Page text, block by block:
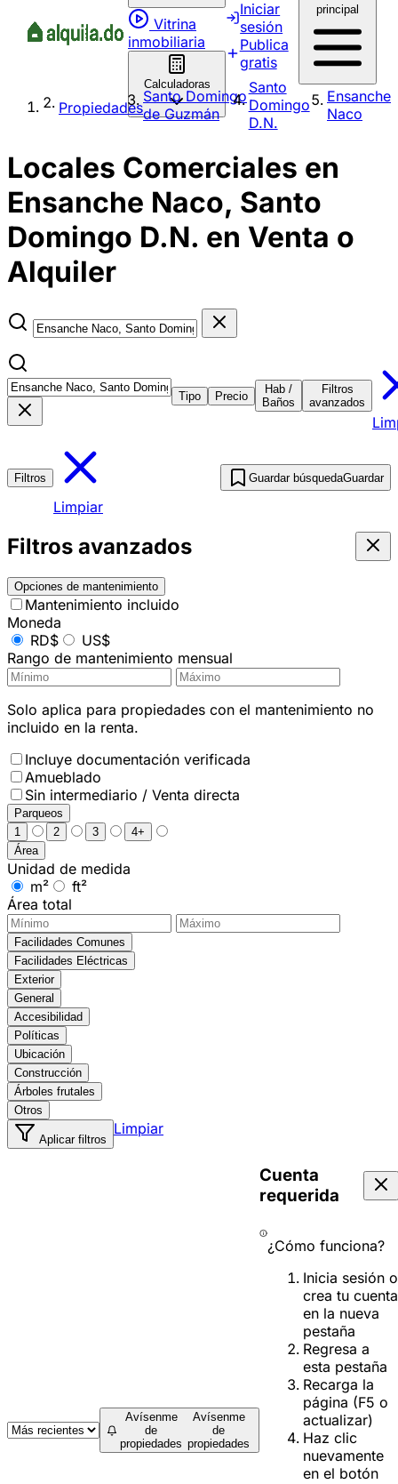
Vitrina
inmobiliaria
Calculadoras
Iniciar
sesión
Publica
gratis
principal
Propiedades
Santo Domingo
de Guzmán
Santo
Domingo
D.N.
Ensanche
Naco
Locales Comerciales en
Ensanche Naco, Santo
Domingo D.N. en Venta o
Alquiler
Tipo Precio
Hab /
Baños
Filtros
avanzados
Filtros
Limpiar
Guardar búsquedaGuardar
Filtros avanzados
Opciones de mantenimiento
Mantenimiento incluido
Moneda
RD$
US$
Rango de mantenimiento mensual
Solo aplica para propiedades con el mantenimiento no
incluido en la renta.
Incluye documentación verificada
Amueblado
Sin intermediario / Venta directa
Parqueos
1
2 3
4+
Área
Unidad de medida
m²
ft²
Área total
Facilidades Comunes
Facilidades Eléctricas
Exterior
General
Accesibilidad
Políticas
Ubicación
Construcción
Árboles frutales
Otros
Aplicar filtros
Limpiar
Avísenme
de
propiedades
Avísenme
de
propiedades
Cuenta
requerida
¿Cómo funciona?
Inicia sesión o
crea tu cuenta
en la nueva
pestaña
Regresa a
esta pestaña
Recarga la
página (F5 o
actualizar)
Haz clic
nuevamente
en el botón